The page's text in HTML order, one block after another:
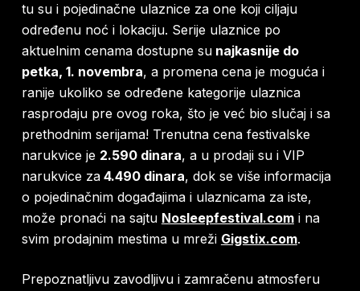
tu su i pojedinačne ulaznice za one koji ciljaju
određenu noć i lokaciju. Serije ulaznice po
aktuelnim cenama dostupne sunajkasnije do
petka, 1. novembra, a promena cena je moguća i
ranije ukoliko se određene kategorije ulaznica
rasprodaju pre ovog roka, što je već bio slučaj i sa
prethodnim serijama! Trenutna cena festivalske
narukvice je 2.590 dinara, a u prodaji su i VIP
narukvice za4.490 dinara, dok se više informacija
o pojedinačnim događajima i ulaznicama za iste,
može pronaći na sajtu Nosleepfestival.comi na
svim prodajnim mestima u mreži Gigstix.com.
Prepoznatljivu zavodljivu i zamračenu atmosferu